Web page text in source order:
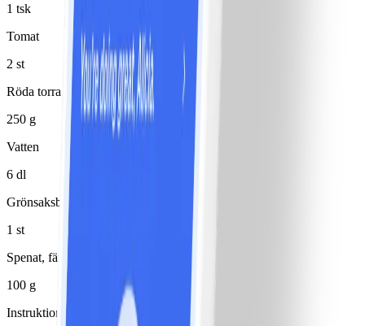
1 tsk
Tomat
2 st
Röda torra linser
250 g
Vatten
6 dl
Grönsaksbuljongtärning
1 st
Spenat, färsk
100 g
Instruktioner